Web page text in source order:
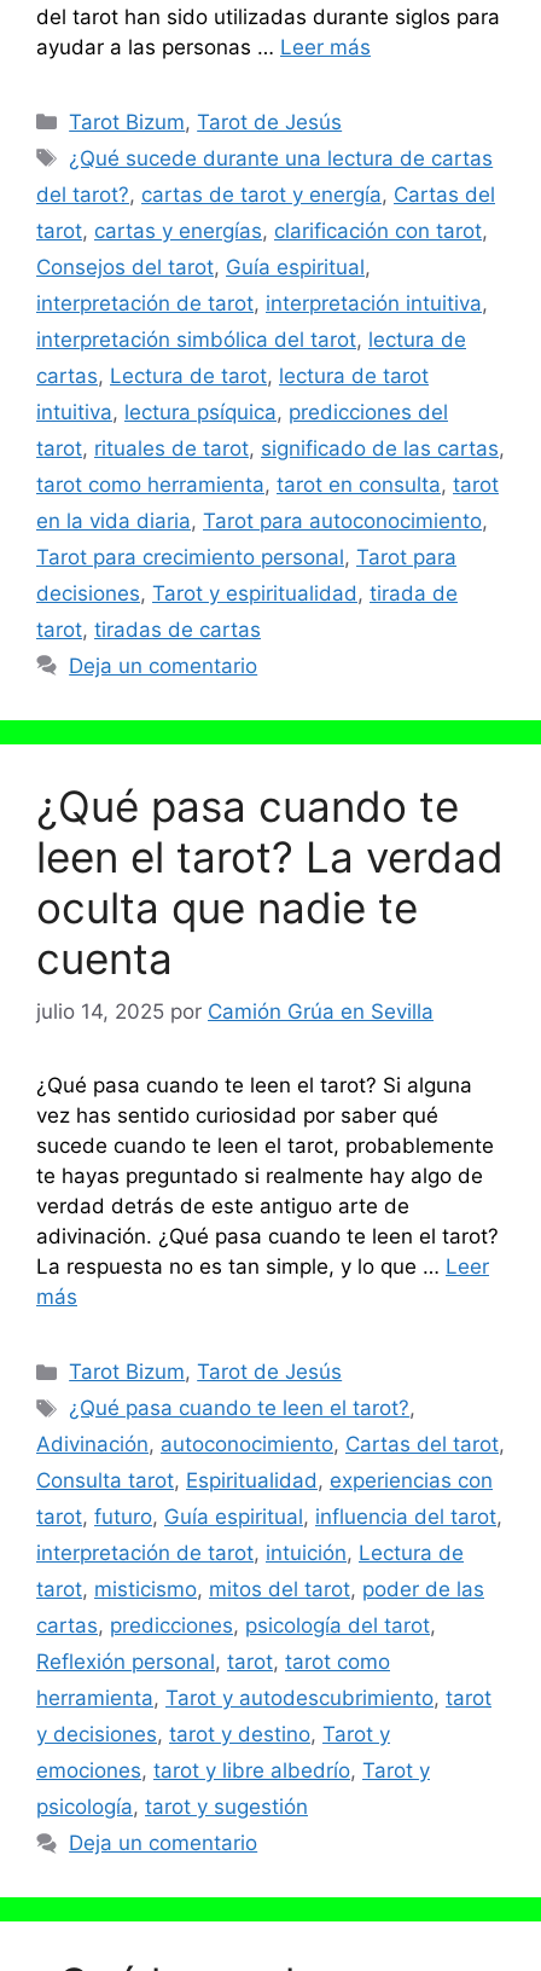
del tarot han sido utilizadas durante siglos para
ayudar a las personas … Leer más
Categorías
Tarot Bizum,Tarot de Jesús
Etiquetas
¿Qué sucede durante una lectura de cartas
del tarot?, cartas de tarot y energía, Cartas del
tarot, cartas y energías, clarificación con tarot,
Consejos del tarot, Guía espiritual,
interpretación de tarot, interpretación intuitiva,
interpretación simbólica del tarot, lectura de
cartas, Lectura de tarot, lectura de tarot
intuitiva, lectura psíquica, predicciones del
tarot, rituales de tarot, significado de las cartas,
tarot como herramienta, tarot en consulta, tarot
en la vida diaria, Tarot para autoconocimiento,
Tarot para crecimiento personal, Tarot para
decisiones, Tarot y espiritualidad , tirada de
tarot, tiradas de cartas
Deja un comentario
¿Qué pasa cuando te
leen el tarot? La verdad
oculta que nadie te
cuenta
julio 14, 2025 por Camión Grúa en Sevilla
¿Qué pasa cuando te leen el tarot? Si alguna
vez has sentido curiosidad por saber qué
sucede cuando te leen el tarot, probablemente
te hayas preguntado si realmente hay algo de
verdad detrás de este antiguo arte de
adivinación. ¿Qué pasa cuando te leen el tarot?
La respuesta no es tan simple, y lo que … Leer
más
Categorías
Tarot Bizum,Tarot de Jesús
Etiquetas
¿Qué pasa cuando te leen el tarot?,
Adivinación, autoconocimiento, Cartas del tarot,
Consulta tarot, Espiritualidad, experiencias con
tarot, futuro, Guía espiritual, influencia del tarot,
interpretación de tarot, intuición, Lectura de
tarot, misticismo, mitos del tarot, poder de las
cartas, predicciones, psicología del tarot,
Reflexión personal, tarot, tarot como
herramienta, Tarot y autodescubrimiento, tarot
y decisiones, tarot y destino, Tarot y
emociones, tarot y libre albedrío, Tarot y
psicología, tarot y sugestión
Deja un comentario